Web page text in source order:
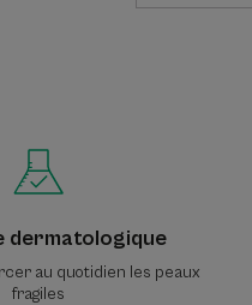
dermatologique
au quotidien les peaux
fragiles